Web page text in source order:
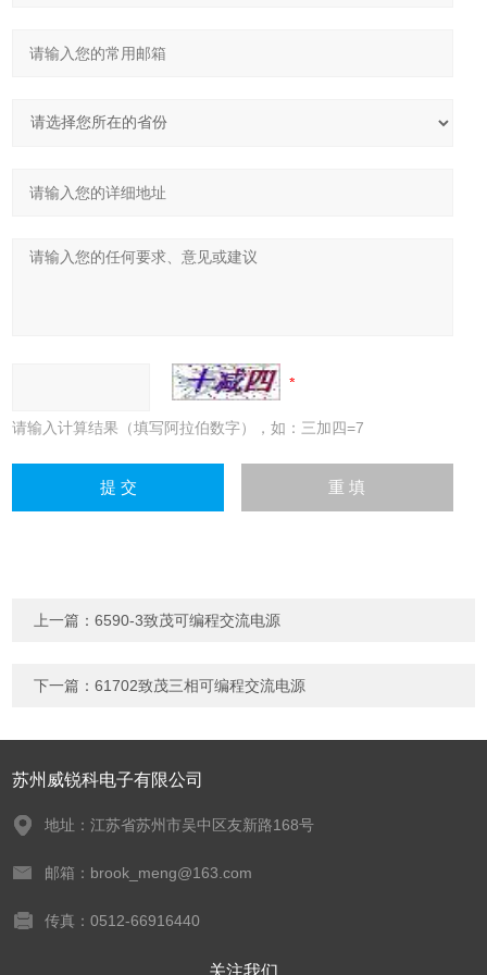
请输入计算结果（填写阿拉伯数字），如：三加四=7
上一篇：6590-3致茂可编程交流电源
下一篇：61702致茂三相可编程交流电源
苏州威锐科电子有限公司
地址：江苏省苏州市吴中区友新路168号
邮箱：brook_meng@163.com
传真：0512-66916440
关注我们